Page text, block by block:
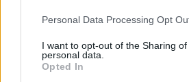
Please note that this website/app
not limited to your visit or usage
grant or deny consent to Google and
use your data for below specified
Personal Data Processing Opt
I want to opt-out of the Sharing of
personal data.
Opted In